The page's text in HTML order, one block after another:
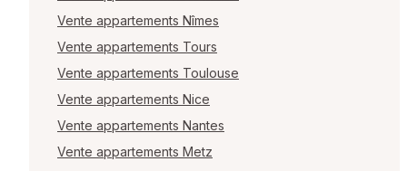
Vente appartements Nîmes
Vente appartements Tours
Vente appartements Toulouse
Vente appartements Nice
Vente appartements Nantes
Vente appartements Metz